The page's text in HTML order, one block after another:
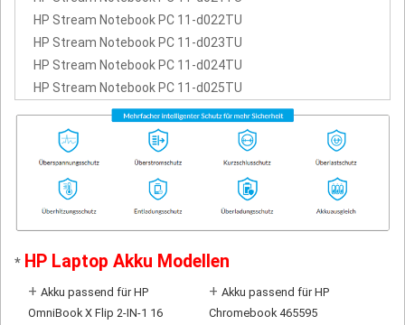
HP Stream Notebook PC 11-d022TU
HP Stream Notebook PC 11-d023TU
HP Stream Notebook PC 11-d024TU
HP Stream Notebook PC 11-d025TU
* HP Laptop Akku Modellen
+ Akku passend für HP
OmniBook X Flip 2-IN-1 16
+ Akku passend für HP
Chromebook 465595